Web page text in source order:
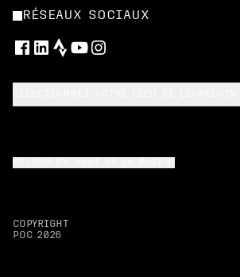
RÉSEAUX SOCIAUX
COPYRIGHT
POC 2026